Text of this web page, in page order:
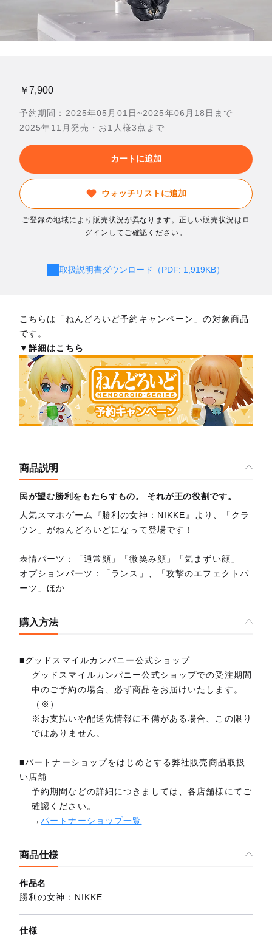
￥7,900
予約期間：2025年05月01日~2025年06月18日まで
2025年11月発売・お1人様3点まで
カートに追加
ウォッチリストに追加
ご登録の地域により販売状況が異なります。正しい販売状況はロ
グインしてご確認ください。
取扱説明書ダウンロード（PDF: 1,919KB）
こちらは「ねんどろいど予約キャンペーン」の対象商品
です。
▼詳細はこちら
商品説明
民が望む勝利をもたらすもの。 それが王の役割です。
人気スマホゲーム『勝利の女神：NIKKE』より、「クラ
ウン」がねんどろいどになって登場です！
表情パーツ：「通常顔」「微笑み顔」「気まずい顔」
オプションパーツ：「ランス」、「攻撃のエフェクトパ
ーツ」ほか
購入方法
■グッドスマイルカンパニー公式ショップ
グッドスマイルカンパニー公式ショップでの受注期間
中のご予約の場合、必ず商品をお届けいたします。
（※）
※お支払いや配送先情報に不備がある場合、この限り
ではありません。
■パートナーショップをはじめとする弊社販売商品取扱
い店舗
予約期間などの詳細につきましては、各店舗様にてご
確認ください。
→パートナーショップ一覧
商品仕様
作品名
勝利の女神：NIKKE
仕様